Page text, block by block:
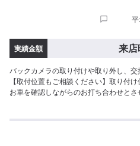
実績金額 来
バックカメラの取り付けや取り外し、
【取付位置もご相談ください】取り付
お車を確認しながらのお打ち合わせと